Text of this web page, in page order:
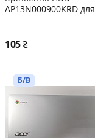
AP13N000900KRD для
105
Б/В